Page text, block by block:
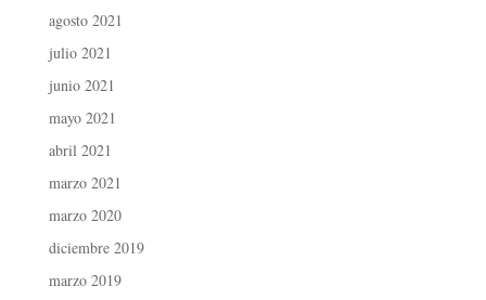
agosto 2021
julio 2021
junio 2021
mayo 2021
abril 2021
marzo 2021
marzo 2020
diciembre 2019
marzo 2019